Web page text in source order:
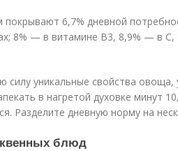
покрывают 6,7% дневной
8% — в витамине В3, 8,9% — в С,
силу уникальные свойства овоща,
в нагретой духовке минут
Разделите дневную норму на
блюд